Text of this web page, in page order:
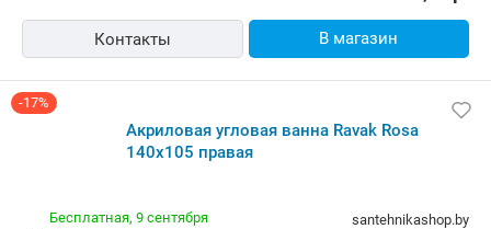
Контакты В магазин
-17%
Акриловая угловая ванна Ravak Rosa
140x105 правая
santehnikashop.by
Бесплатная, 9 сентября